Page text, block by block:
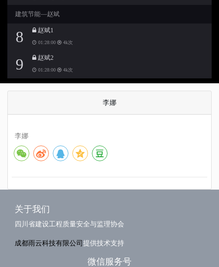
建筑节能—赵斌
8 赵斌1
01:28:00 4k次
9 赵斌2
01:28:00 4k次
李娜
李娜
关于我们
四川省建设工程质量安全与监理协会
成都雨云科技有限公司提供技术支持
微信服务号